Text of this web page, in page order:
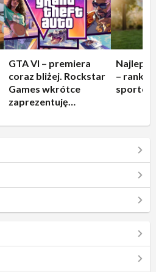
GTA VI – premiera
coraz bliżej. Rockstar
Games wkrótce
zaprezentuję
–